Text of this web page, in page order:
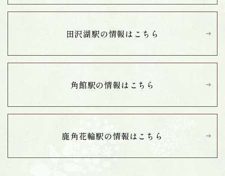
田沢湖駅の情報は こちら
角館駅の情報は こちら
鹿角花輪駅の情報は こちら